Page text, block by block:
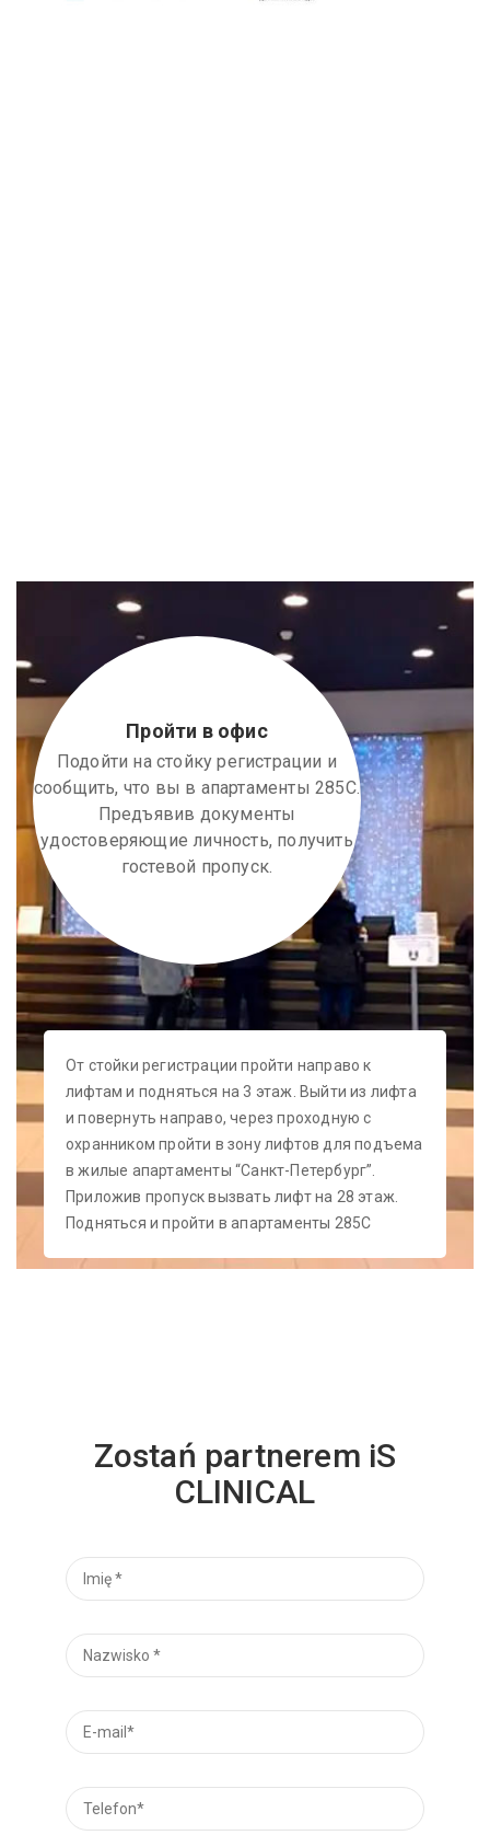
Пройти в офис
Подойти на стойку регистрации и
сообщить, что вы в апартаменты 285С.
Предъявив документы
удостоверяющие личность, получить
гостевой пропуск.
От стойки регистрации пройти направо к
лифтам и подняться на 3 этаж. Выйти из лифта
и повернуть направо, через проходную с
охранником пройти в зону лифтов для подъема
в жилые апартаменты “Санкт-Петербург”.
Приложив пропуск вызвать лифт на 28 этаж.
Подняться и пройти в апартаменты 285С
Zostań partnerem iS
CLINICAL